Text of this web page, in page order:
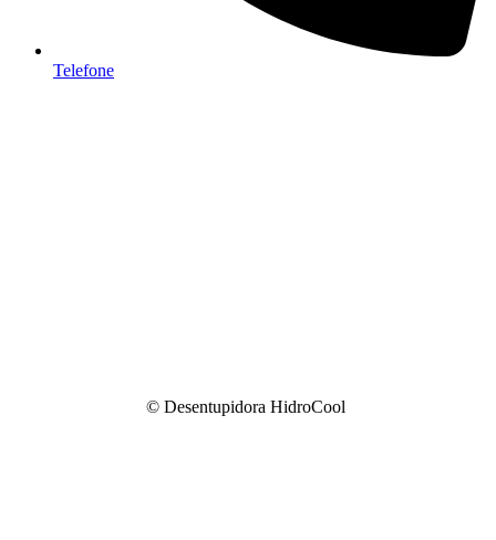
Telefone
© Desentupidora HidroCool